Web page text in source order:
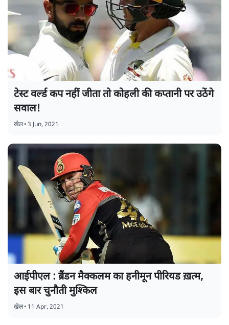
टेस्ट वर्ल्ड कप नहीं जीता तो कोहली की कप्तानी पर उठेंगे
सवाल!
खेल•3 Jun, 2021
आईपीएल : ब्रैंडन मैक्कलम का हनीमून पीरियड ख़त्म,
इस बार चुनौती मुश्किल
खेल• 11 Apr, 2021